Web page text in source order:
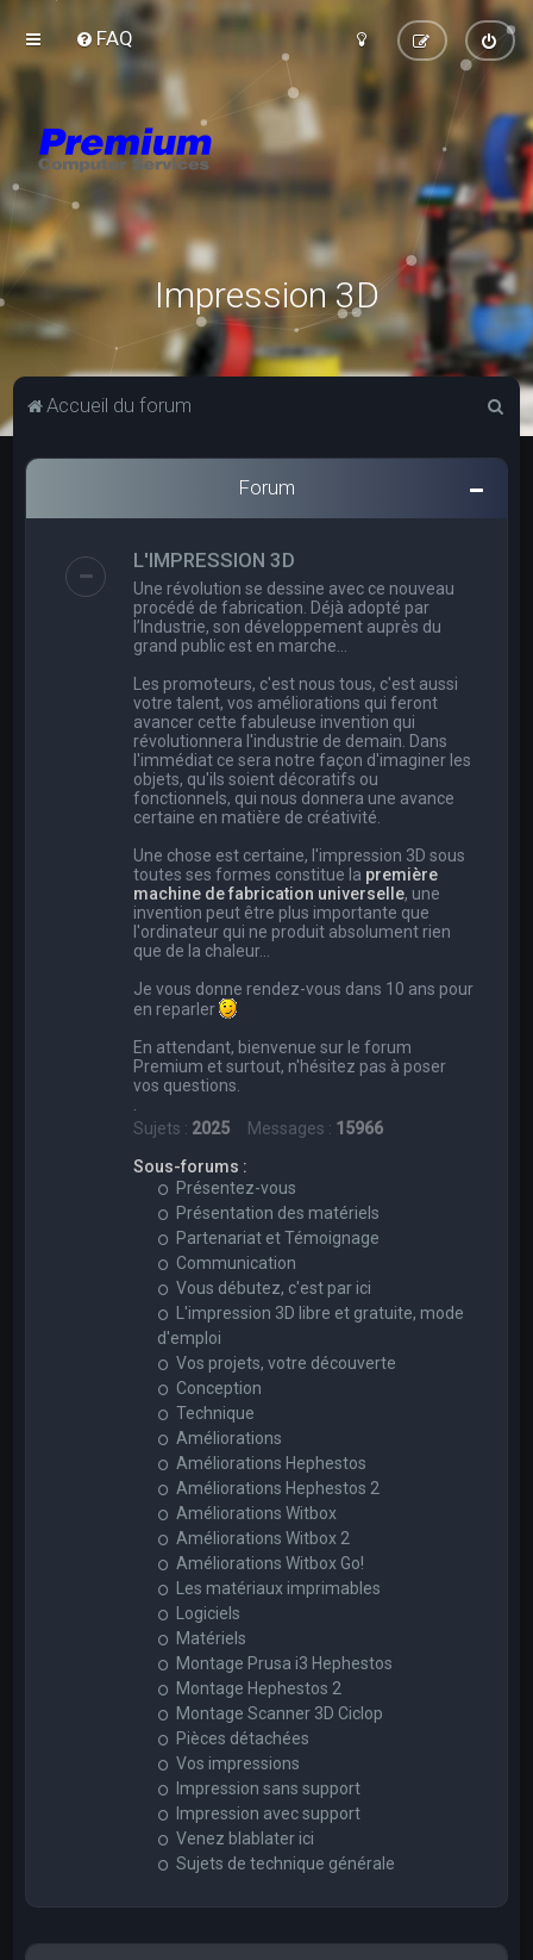
FAQ
Impression 3D
Accueil du forum
c
Forum
L'IMPRESSION 3D
Une révolution se dessine avec ce nouveau
procédé de fabrication. Déjà adopté par
l’Industrie, son développement auprès du
grand public est en marche…
Les promoteurs, c'est nous tous, c'est aussi
votre talent, vos améliorations qui feront
avancer cette fabuleuse invention qui
révolutionnera l'industrie de demain. Dans
l'immédiat ce sera notre façon d'imaginer les
objets, qu'ils soient décoratifs ou
fonctionnels, qui nous donnera une avance
certaine en matière de créativité.
Une chose est certaine, l'impression 3D sous
toutes ses formes constitue la première
machine de fabrication universelle, une
invention peut être plus importante que
l'ordinateur qui ne produit absolument rien
que de la chaleur...
Je vous donne rendez-vous dans 10 ans pour
en reparler
En attendant, bienvenue sur le forum
Premium et surtout, n'hésitez pas à poser
vos questions.
Sujets : 2025 Messages : 15966
Sous-forums :
Présentez-vous
Présentation des matériels
Partenariat et Témoignage
Communication
Vous débutez, c'est par ici
L'impression 3D libre et gratuite, mode
d'emploi
Vos projets, votre découverte
Conception
Technique
Améliorations
Améliorations Hephestos
Améliorations Hephestos 2
Améliorations Witbox
Améliorations Witbox 2
Améliorations Witbox Go!
Les matériaux imprimables
Logiciels
Matériels
Montage Prusa i3 Hephestos
Montage Hephestos 2
Montage Scanner 3D Ciclop
Pièces détachées
Vos impressions
Impression sans support
Impression avec support
Venez blablater ici
Sujets de technique générale